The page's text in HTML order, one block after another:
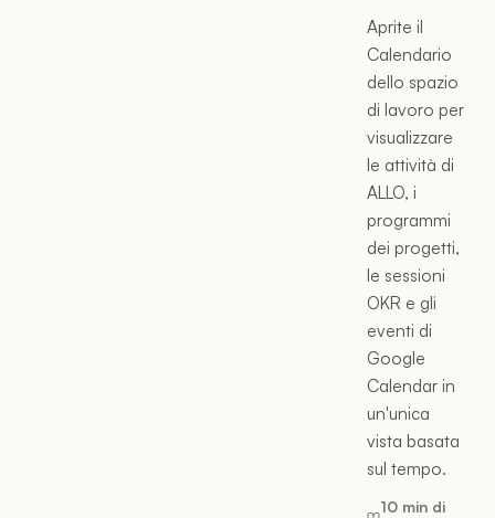
Aprite il
Calendario
dello spazio
di lavoro per
visualizzare
le attività di
ALLO, i
programmi
dei progetti,
le sessioni
OKR e gli
eventi di
Google
Calendar in
un'unica
vista basata
sul tempo.
10 min di